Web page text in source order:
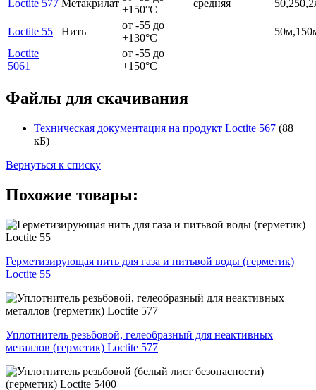
Loctite 577 Метакрилат
+150°C
средняя
Loctite 55 Нить
от -55 до
+130°C
Loctite
5061
от -55 до
+150°C
Файлы для скачивания
Техническая документация на продукт Loctite 567 (88
кБ)
Вернуться к списку
Похожие товары:
Герметизирующая нить для газа и питьвой воды (герметик)
Loctite 55
Уплотнитель резьбовой, гелеобразный для неактивных
металлов (герметик) Loctite 577